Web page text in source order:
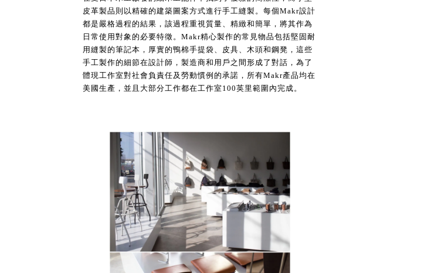
皮革製品則以精確的建築圖案方式進行手工縫製。每個Makr設計
都是嚴格過程的結果，該過程重視質量、精緻和簡單，將其作為
日常使用對象的必要特徵。Makr精心製作的常見物品包括堅固耐
用縫製的筆記本，厚實的鴨棉手提袋、皮具、木頭和鋼凳，這些
手工製作的細節在設計師，製造商和用戶之間形成了對話，為了
體現工作室對社會負責任及勞動慣例的承諾，所有Makr產品均在
美國生產，並且大部分工作都在工作室100英里範圍內完成。